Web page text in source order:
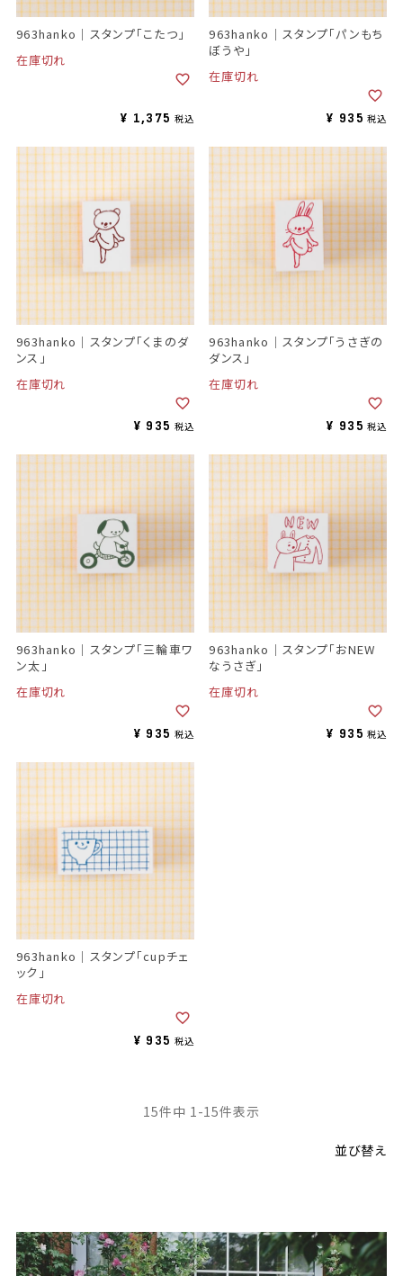
963hanko｜スタンプ「こたつ」
在庫切れ
¥ 1,375 税込
963hanko｜スタンプ「パンもち
ぼうや」
在庫切れ
¥ 935 税込
963hanko｜スタンプ「くまのダ
ンス」
在庫切れ
¥ 935 税込
963hanko｜スタンプ「うさぎの
ダンス」
在庫切れ
¥ 935 税込
963hanko｜スタンプ「三輪車ワ
ン太」
在庫切れ
¥ 935 税込
963hanko｜スタンプ「おNEW
なうさぎ」
在庫切れ
¥ 935 税込
963hanko｜スタンプ「cupチェ
ック」
在庫切れ
¥ 935 税込
並び替え
15件中 1-15件表示